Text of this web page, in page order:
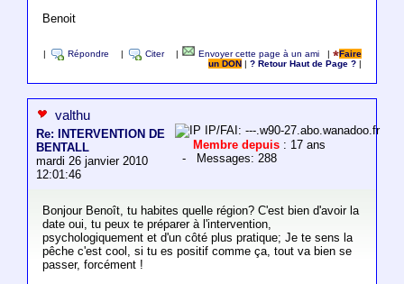
Benoit
Répondre Citer Envoyer cette page à un ami |
Faire
un DON
|? Retour Haut de Page ?
valthu
Re: INTERVENTION DE
BENTALL
mardi 26 janvier 2010
12:01:46
IP/FAI: ---.w90-27.abo.wanadoo.fr
Membre depuis : 17 ans
- Messages: 288
Bonjour Benoît, tu habites quelle région? C'est bien d'avoir la
date oui, tu peux te préparer à l'intervention,
psychologiquement et d'un côté plus pratique; Je te sens la
pêche c'est cool, si tu es positif comme ça, tout va bien se
passer, forcément !